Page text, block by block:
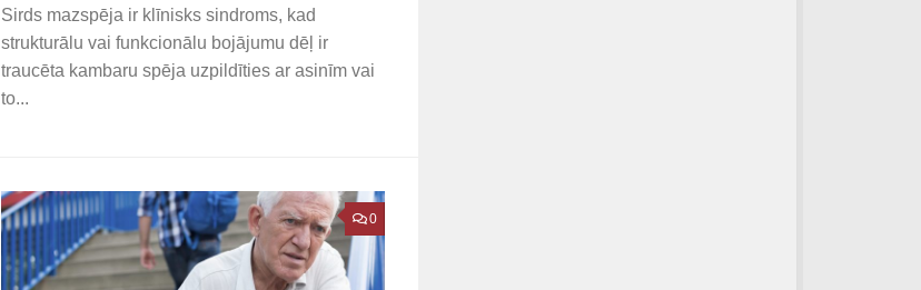
Sirds mazspēja ir klīnisks sindroms, kad
strukturālu vai funkcionālu bojājumu dēļ ir
traucēta kambaru spēja uzpildīties ar asinīm vai
to...
0